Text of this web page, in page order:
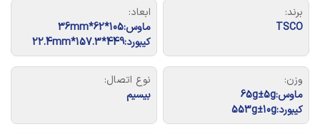
برند:
TSCO
ابعاد:
ماوس:105*62*36mm
کیبورد:449*157.3*22.4mm
وزن:
ماوس:65g±5g
کیبورد:553g±10g
نوع اتصال:
بیسیم